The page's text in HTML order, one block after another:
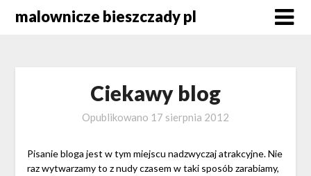
malownicze bieszczady pl
Ciekawy blog
Opublikowano 17 sierpnia 2012
Pisanie bloga jest w tym miejscu nadzwyczaj atrakcyjne. Nie
raz wytwarzamy to z nudy czasem w taki sposób zarabiamy,